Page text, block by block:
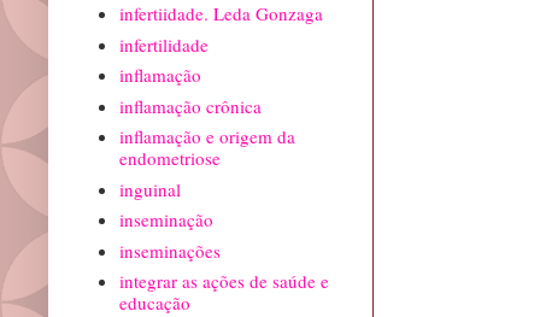
infertiidade. Leda Gonzaga
infertilidade
inflamação
inflamação crônica
inflamação e origem da
endometriose
inguinal
inseminação
inseminações
integrar as ações de saúde e
educação